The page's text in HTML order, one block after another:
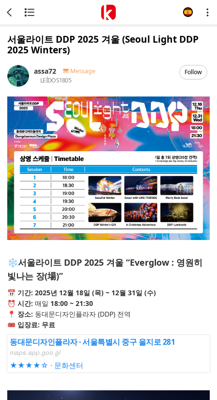
서울라이트 DDP 2025 겨울 (Seoul Light DDP
2025 Winters)
assa72
Message
LEÍDOS1805
Follow
❄️서울라이트 DDP 2025 겨울 “Everglow : 영원히
빛나는 장(場)”
📅 기간: 2025년 12월 18일 (목) ~ 12월 31일 (수)
⏰ 시간: 매일 18:00 ~ 21:30
📍 장소: 동대문디자인플라자 (DDP) 전역
🎟️ 입장료: 무료
동대문디자인플라자 · 서울특별시 중구 을지로 281
maps.app.goo.gl
★★★★☆ · 문화센터